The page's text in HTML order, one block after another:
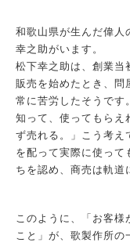
和歌山県が生んだ偉人
幸之助がいます。
松下幸之助は、創業当
販売を始めたとき、問
常に苦労したそうです
知って、使ってもらえ
ず売れる。」こう考え
を配って実際に使って
ちを認め、商売は軌道
このように、「お客様
こと」が、歌製作所の